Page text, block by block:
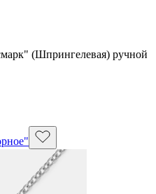
(Шпрингелевая) ручной